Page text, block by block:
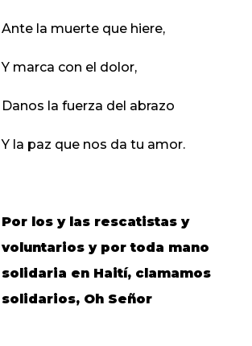
Ante la muerte que hiere,
Y marca con el dolor,
Danos la fuerza del abrazo
Y la paz que nos da tu amor.
Por los y las rescatistas y
voluntarios y por toda mano
solidaria en Haití, clamamos
solidarios, Oh Señor